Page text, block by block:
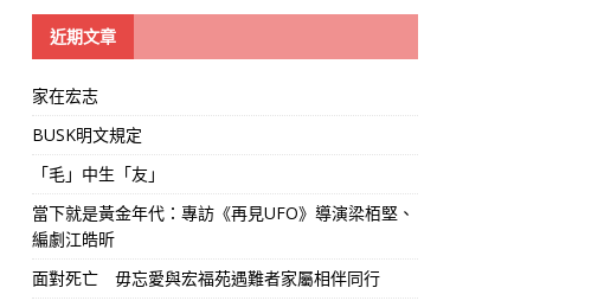
線
近期文章
家在宏志
BUSK明文規定
「毛」中生「友」
當下就是黃金年代：專訪《再見UFO》導演梁栢堅、
編劇江皓昕
面對死亡 毋忘愛與宏福苑遇難者家屬相伴同行